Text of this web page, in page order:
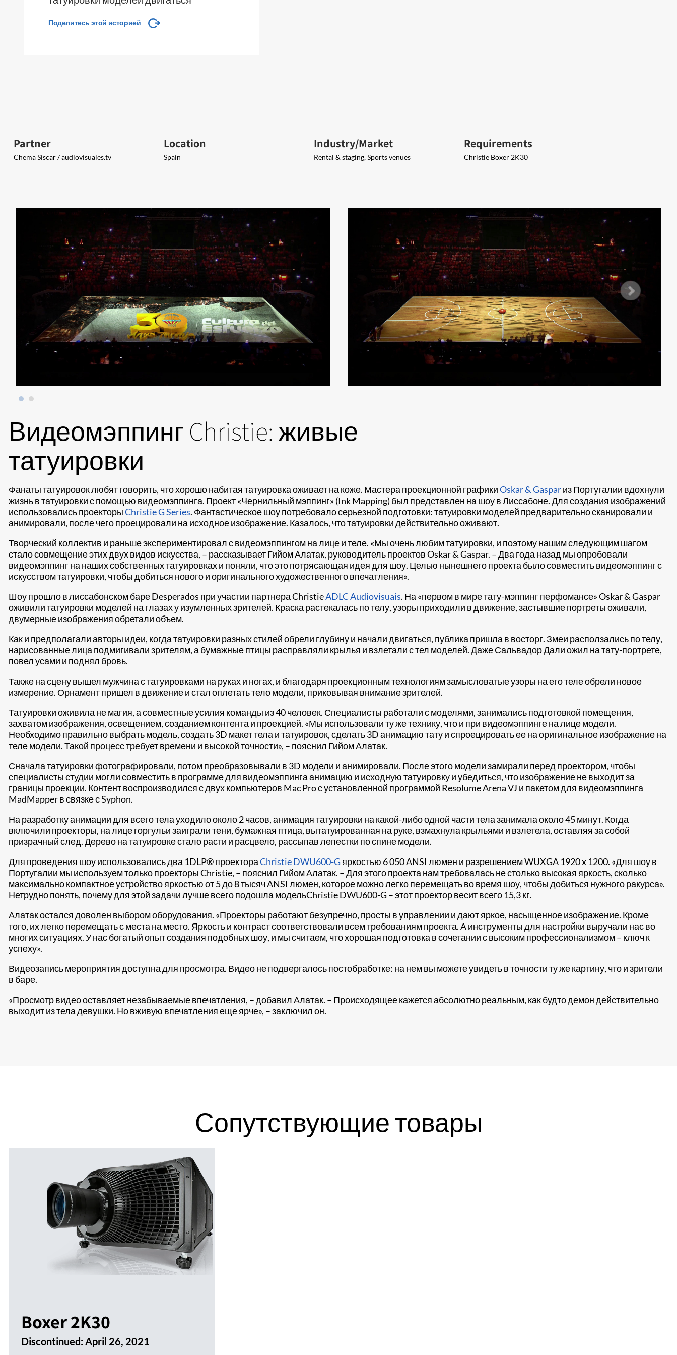
Поделитесь этой историей
Partner
Chema Siscar / ​audiovisuales.tv
Location
Spain
Industry/Market
Rental & staging, Sports venues
Requirements
Christie Boxer 2K30​
Видеомэппинг Christie: живые
татуировки
Фанаты татуировок любят говорить, что хорошо набитая татуировка оживает на коже. Мастера проекционной графикиOskar & Gasparиз Португалии вдохнули
жизнь в татуировки с помощью видеомэппинга. Проект «Чернильный мэппинг» (Ink Mapping) был представлен на шоу в Лиссабоне. Для создания изображений
использовались проекторыChristie G Series. Фантастическое шоу потребовало серьезной подготовки: татуировки моделей предварительно сканировали и
анимировали, после чего проецировали на исходное изображение. Казалось, что татуировки действительно оживают.
Творческий коллектив и раньше экспериментировал с видеомэппингом на лице и теле. «Мы очень любим татуировки, и поэтому нашим следующим шагом
стало совмещение этих двух видов искусства, – рассказывает Гийом Алатак, руководитель проектов Oskar & Gaspar. – Два года назад мы опробовали
видеомэппинг на наших собственных татуировках и поняли, что это потрясающая идея для шоу. Целью нынешнего проекта было совместить видеомэппинг с
искусством татуировки, чтобы добиться нового и оригинального художественного впечатления».
Шоу прошло в лиссабонском баре Desperados при участии партнера ChristieADLC Audiovisuais. На «первом в мире тату-мэппинг перфомансе» Oskar & Gaspar
оживили татуировки моделей на глазах у изумленных зрителей. Краска растекалась по телу, узоры приходили в движение, застывшие портреты оживали,
двумерные изображения обретали объем.
Как и предполагали авторы идеи, когда татуировки разных стилей обрели глубину и начали двигаться, публика пришла в восторг. Змеи расползались по телу,
нарисованные лица подмигивали зрителям, а бумажные птицы расправляли крылья и взлетали с тел моделей. Даже Сальвадор Дали ожил на тату-портрете,
повел усами и поднял бровь.
Также на сцену вышел мужчина с татуировками на руках и ногах, и благодаря проекционным технологиям замысловатые узоры на его теле обрели новое
измерение. Орнамент пришел в движение и стал оплетать тело модели, приковывая внимание зрителей.
Татуировки оживила не магия, а совместные усилия команды из 40 человек. Специалисты работали с моделями, занимались подготовкой помещения,
захватом изображения, освещением, созданием контента и проекцией. «Мы использовали ту же технику, что и при видеомэппинге на лице модели.
Необходимо правильно выбрать модель, создать 3D макет тела и татуировок, сделать 3D анимацию тату и спроецировать ее на оригинальное изображение на
теле модели. Такой процесс требует времени и высокой точности», – пояснил Гийом Алатак.
Сначала татуировки фотографировали, потом преобразовывали в 3D модели и анимировали. После этого модели замирали перед проектором, чтобы
специалисты студии могли совместить в программе для видеомэппинга анимацию и исходную татуировку и убедиться, что изображение не выходит за
границы проекции. Контент воспроизводился с двух компьютеров Mac Pro с установленной программой Resolume Arena VJ и пакетом для видеомэппинга
MadMapper в связке с Syphon.
На разработку анимации для всего тела уходило около 2 часов, анимация татуировки на какой-либо одной части тела занимала около 45 минут. Когда
включили проекторы, на лице горгульи заиграли тени, бумажная птица, вытатуированная на руке, взмахнула крыльями и взлетела, оставляя за собой
призрачный след. Дерево на татуировке стало расти и расцвело, рассыпав лепестки по спине модели.
Для проведения шоу использовались два 1DLP® проектораChristie DWU600-G яркостью 6 050 ANSI люмен и разрешением WUXGA 1920 x 1200. «Для шоу в
Португалии мы используем только проекторы Christie, – пояснил Гийом Алатак. – Для этого проекта нам требовалась не столько высокая яркость, сколько
максимально компактное устройство яркостью от 5 до 8 тысяч ANSI люмен, которое можно легко перемещать во время шоу, чтобы добиться нужного ракурса».
Нетрудно понять, почему для этой задачи лучше всего подошла модельChristie DWU600-G – этот проектор весит всего 15,3 кг.
Алатак остался доволен выбором оборудования. «Проекторы работают безупречно, просты в управлении и дают яркое, насыщенное изображение. Кроме
того, их легко перемещать с места на место. Яркость и контраст соответствовали всем требованиям проекта. А инструменты для настройки выручали нас во
многих ситуациях. У нас богатый опыт создания подобных шоу, и мы считаем, что хорошая подготовка в сочетании с высоким профессионализмом – ключ к
успеху».
Видеозапись мероприятия доступна для просмотра. Видео не подвергалось постобработке: на нем вы можете увидеть в точности ту же картину, что и зрители
в баре.
«Просмотр видео оставляет незабываемые впечатления, – добавил Алатак. – Происходящее кажется абсолютно реальным, как будто демон действительно
выходит из тела девушки. Но вживую впечатления еще ярче», – заключил он.
Сопутствующие товары
Boxer 2K30
Discontinued:April 26, 2021